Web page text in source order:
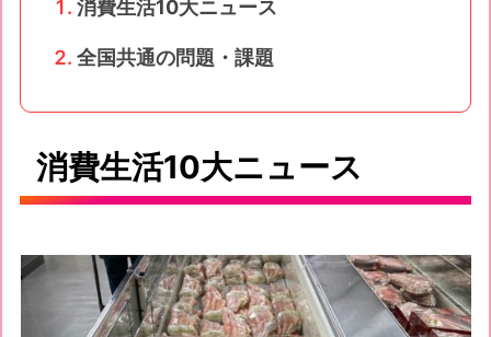
消費生活10大ニュース
全国共通の問題・課題
消費生活10大ニュース